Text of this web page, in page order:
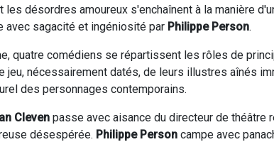
les désordres amoureux s'enchaînent à la manière
avec sagacité et ingéniosité par Philippe Person.
quatre comédiens se répartissent les rôles de
jeu, nécessairement datés, de leurs illustres aînés
des personnages contemporains.
Cleven passe avec aisance du directeur de théâtre
désespérée. Philippe Person campe avec